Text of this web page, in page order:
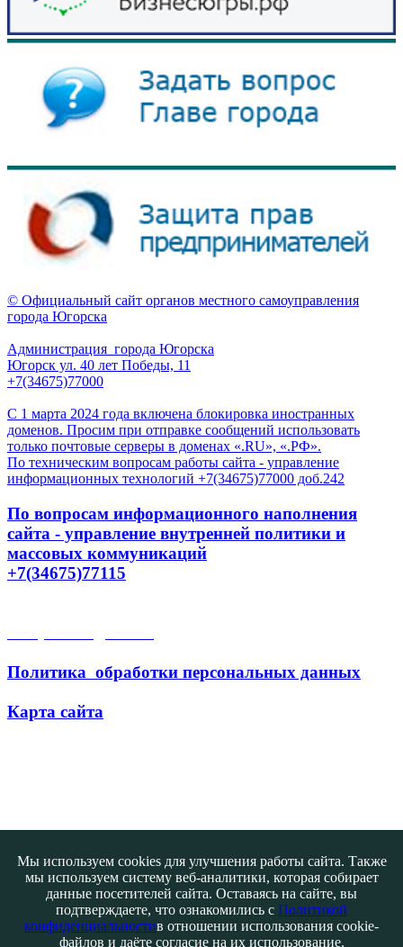
© Официальный сайт органов местного самоуправления
города Югорска
Администрация города Югорска
Югорск ул. 40 лет Победы, 11
+7(34675)77000
С 1 марта 2024 года включена блокировка иностранных
доменов. Просим при отправке сообщений использовать
только почтовые серверы в доменах «.RU», «.РФ».
По техническим вопросам работы сайта - управление
информационных технологий +7(34675)77000 доб.242
По вопросам информационного наполнения
сайта - управление внутренней политики и
массовых коммуникаций
+7(34675)77115
Политика обработки персональных данных
Карта сайта
Мы используем cookies для улучшения работы сайта. Также
мы используем систему веб-аналитики, которая собирает
данные посетителей сайта. Оставаясь на сайте, вы
подтверждаете, что ознакомились с Политикой
конфиденциальностив отношении использования cookie-
файлов и даёте согласие на их использование.